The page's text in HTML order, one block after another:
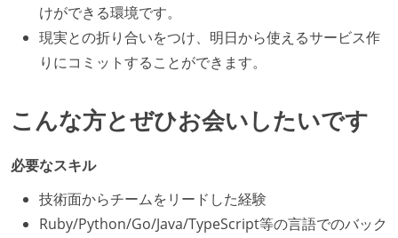
けができる環境です。
現実との折り合いをつけ、明日から使えるサービス作
りにコミットすることができます。
こんな方とぜひお会いしたいです
必要なスキル
技術面からチームをリードした経験
Ruby/Python/Go/Java/TypeScript等の言語でのバック